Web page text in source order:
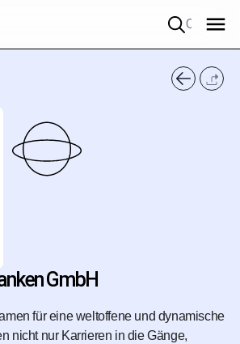
GmbH
für eine weltoffene und dynamische
nicht nur Karrieren in die Gänge,